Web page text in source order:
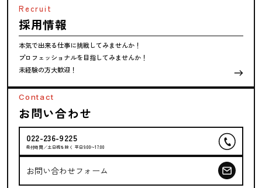
Recruit
採用情報
本気で出来る仕事に挑戦してみませんか！
プロフェッショナルを目指してみませんか！
未経験の方大歓迎！
Contact
お問い合わせ
022-236-9225
受付時間／土日祝を除く 平日9:00〜17:00
お問い合わせフォーム